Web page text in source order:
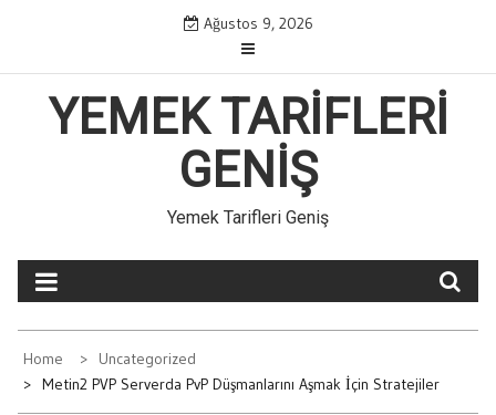
content
Ağustos 9, 2026
YEMEK TARIFLERI
GENIŞ
Yemek Tarifleri Geniş
Home
Uncategorized
Metin2 PVP Serverda PvP Düşmanlarını Aşmak İçin Stratejiler